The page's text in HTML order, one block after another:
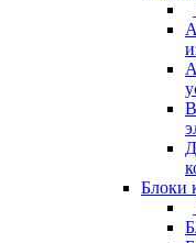
Блоки